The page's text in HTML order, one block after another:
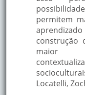
permitem
construção
maior
Locatelli,